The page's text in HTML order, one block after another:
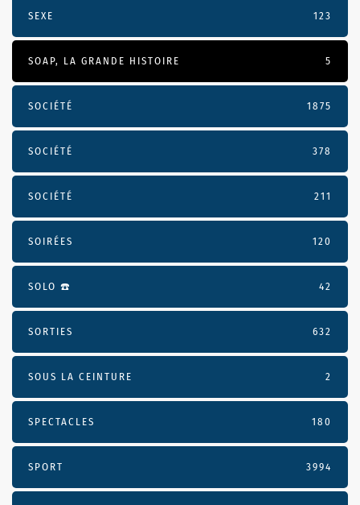
SEXE 123
SOAP, LA GRANDE HISTOIRE 5
SOCIÉTÉ 1875
SOCIÉTÉ 378
SOCIÉTÉ 211
SOIRÉES 120
SOLO ☎️ 42
SORTIES 632
SOUS LA CEINTURE 2
SPECTACLES 180
SPORT 3994